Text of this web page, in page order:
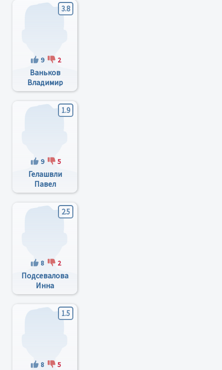
3.8
9 2
Ваньков
Владимир
Александрович
1.9
9 5
Гелашвли
Павел
Алексеевич
2.5
8 2
Подсевалова
Инна
Васильевна
1.5
8 5